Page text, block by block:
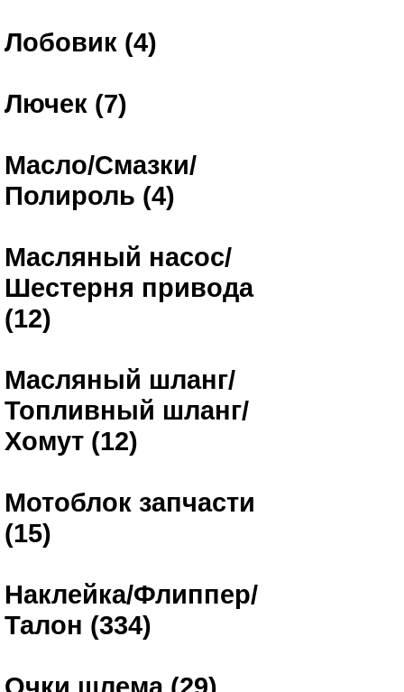
Лобовик (4)
Лючек (7)
Масло/Смазки/
Полироль (4)
Масляный насос/
Шестерня привода
(12)
Масляный шланг/
Топливный шланг/
Хомут (12)
Мотоблок запчасти
(15)
Наклейка/Флиппер/
Талон (334)